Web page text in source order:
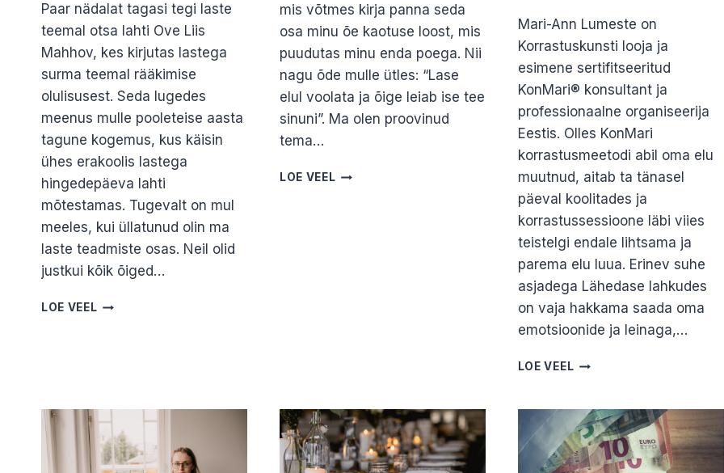
Paar nädalat tagasi tegi laste
teemal otsa lahti Ove Liis
Mahhov, kes kirjutas lastega
surma teemal rääkimise
olulisusest. Seda lugedes
meenus mulle pooleteise aasta
tagune kogemus, kus käisin
ühes erakoolis lastega
hingedepäeva lahti
mõtestamas. Tugevalt on mul
meeles, kui üllatunud olin ma
laste teadmiste osas. Neil olid
justkui kõik õiged…
LOE VEEL LAPSE
LÄBI
LASTE
SILMADE.
mis võtmes kirja panna seda
osa minu õe kaotuse loost, mis
puudutas minu enda poega. Nii
nagu õde mulle ütles: “Lase
elul voolata ja õige leiab ise tee
sinuni”. Ma olen proovinud
tema…
LOE VEEL KAOTUSVALU.
Mari-Ann Lumeste on
Korrastuskunsti looja ja
esimene sertifitseeritud
KonMari® konsultant ja
professionaalne organiseerija
Eestis. Olles KonMari
korrastusmeetodi abil oma elu
muutnud, aitab ta tänasel
päeval koolitades ja
korrastussessioone läbi viies
teistelgi endale lihtsama ja
parema elu luua. Erinev suhe
asjadega Lähedase lahkudes
on vaja hakkama saada oma
emotsioonide ja leinaga,…
LOE VEEL MIDA
LÄHEDASE
ASJADEGA?
MARI-
ANN